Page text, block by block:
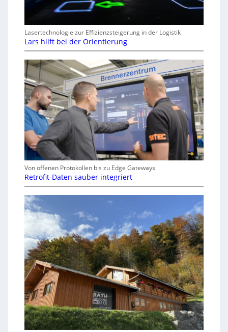
Lasertechnologie zur Effizienzsteigerung in der Logistik
Lars hilft bei der Orientierung
Von offenen Protokollen bis zu Edge Gateways
Retrofit-Daten sauber integriert